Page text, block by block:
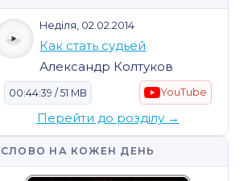
Неділя, 02.02.2014
Как стать судьей
Александр Колтуков
00:44:39 / 51 MB YouTube
Перейти до розділу →
СЛОВО НА КОЖЕН ДЕНЬ